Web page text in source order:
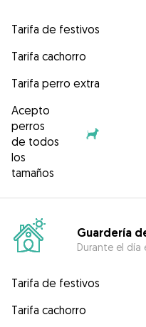
Tarifa de festivos
Tarifa cachorro
Tarifa perro extra
Acepto
perros
de todos
los
tamaños
Guardería
Durante el día
Tarifa de festivos
Tarifa cachorro